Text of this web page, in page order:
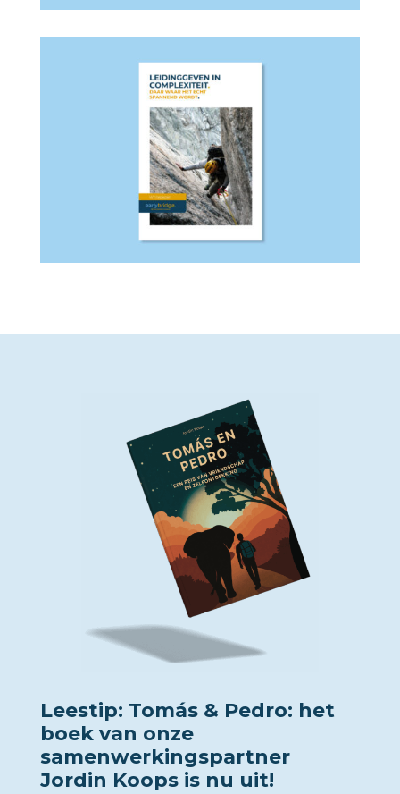
Leestip: Tomás & Pedro: het
boek van onze
samenwerkingspartner
Jordin Koops is nu uit!